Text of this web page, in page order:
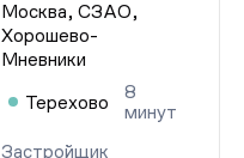
Москва, СЗАО,
Хорошево-
Мневники
Терехово
8
минут
Застройщик